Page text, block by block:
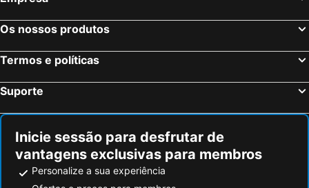
Os nossos produtos
Termos e políticas
Suporte
Inicie sessão para desfrutar de
vantagens exclusivas para membros
Personalize a sua experiência